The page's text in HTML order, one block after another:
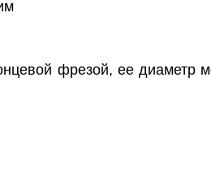
фрезой, ее